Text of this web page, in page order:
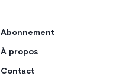
Abonnement
À propos
Contact